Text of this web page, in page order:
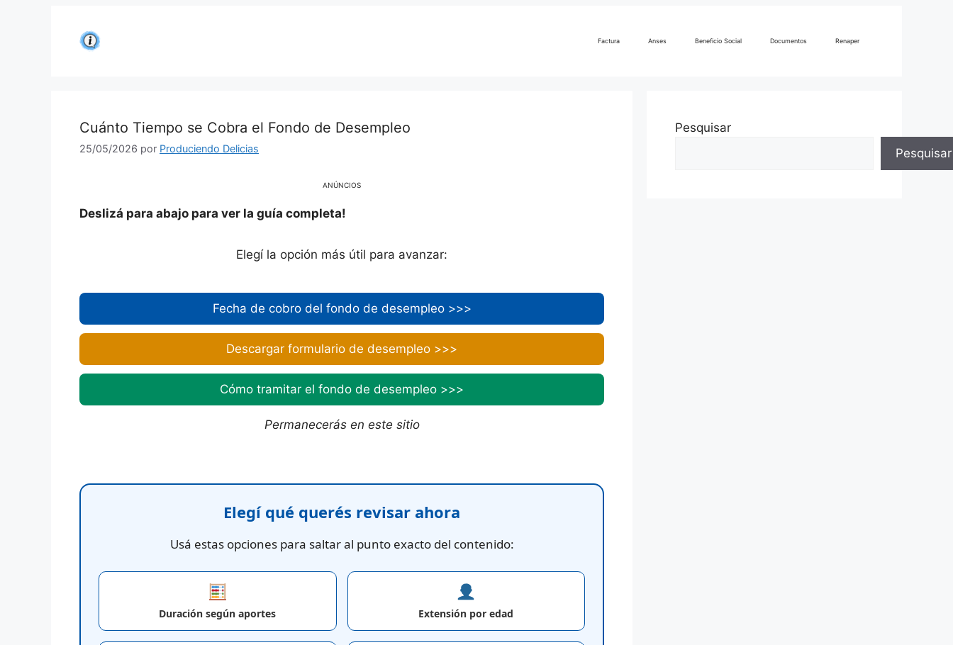
Factura Anses Beneficio Social Documentos Renaper
Cuánto Tiempo se Cobra el Fondo de Desempleo
25/05/2026 por Produciendo Delicias
ANÚNCIOS
Deslizá para abajo para ver la guía completa!
Elegí la opción más útil para avanzar:
Fecha de cobro del fondo de desempleo >>>
Descargar formulario de desempleo >>>
Cómo tramitar el fondo de desempleo >>>
Permanecerás en este sitio
Elegí qué querés revisar ahora
Usá estas opciones para saltar al punto exacto del contenido:
Duración según aportes Extensión por edad
Pesquisar
Pesquisar